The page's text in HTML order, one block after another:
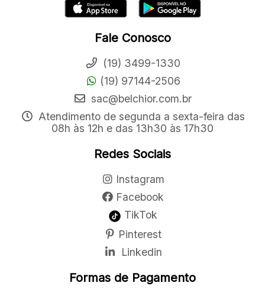
Fale Conosco
(19) 3499-1330
(19) 97144-2506
sac@belchior.com.br
Atendimento de segunda a sexta-feira das
08h às 12h e das 13h30 às 17h30
Redes Sociais
Instagram
Facebook
TikTok
Pinterest
Linkedin
Formas de Pagamento